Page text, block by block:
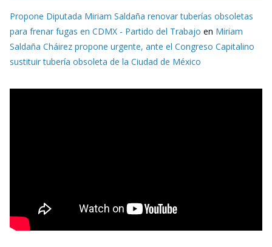
Propone Diputada Miriam Saldaña renovar tuberías obsoletas
para frenar fugas en CDMX - Partido del Trabajo en Miriam
Saldaña Cháirez propone urgente, ante el Congreso Capitalino
sustituir tubería obsoleta de la Ciudad de México